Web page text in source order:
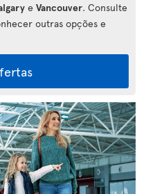
e Vancouver. Consulte
outras opções e